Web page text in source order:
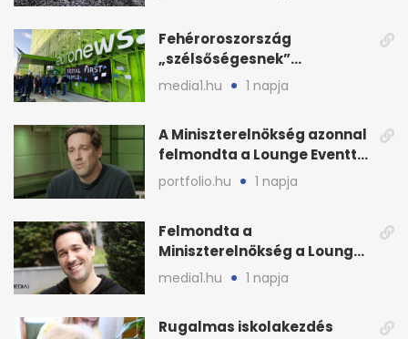
Fehéroroszország
„szélsőségesnek”
minősítette az Euronews
media1.hu 1 napja
A Miniszterelnökség azonnal
felmondta a Lounge Eventtel
kötött szerződést
portfolio.hu 1 napja
Felmondta a
Miniszterelnökség a Lounge
Event keretszerződését
media1.hu 1 napja
Rugalmas iskolakezdés